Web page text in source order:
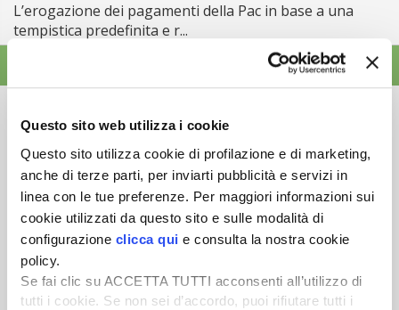
Questo sito web utilizza i cookie
Questo sito utilizza cookie di profilazione e di marketing,
anche di terze parti, per inviarti pubblicità e servizi in
linea con le tue preferenze. Per maggiori informazioni sui
cookie utilizzati da questo sito e sulle modalità di
configurazione clicca qui e consulta la nostra cookie
policy.
Se fai clic su ACCETTA TUTTI acconsenti all’utilizzo di
tutti i cookie. Se non sei d’accordo, puoi rifiutare tutti i
L’erogazione dei pagamenti della Pac in base a una
tempistica predefinita e r...
Newsletter
Scopri un servizio d'informazione di alta qualità. Tagliato sulle tue
esigenze.